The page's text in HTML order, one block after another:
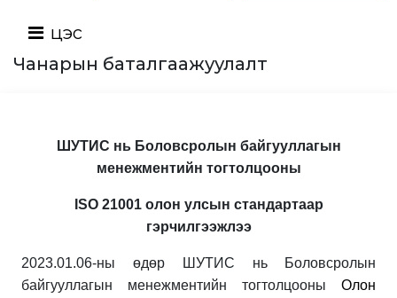
цэс
Чанарын баталгаажуулалт
ШУТИС нь Боловсролын байгууллагын
менежментийн тогтолцооны
ISO 21001 олон улсын стандартаар
гэрчилгээжлээ
2023.01.06-ны өдөр ШУТИС нь
Боловсролын
байгууллагын менежментийн тогтолцооны Олон